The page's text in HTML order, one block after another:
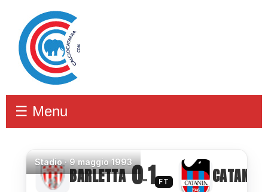
☰ Menu
Stadio·9 maggio 1993
BARLETTA 0–1 FT CATANIA